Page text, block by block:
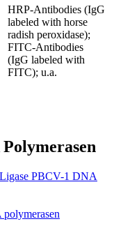
HRP-Antibodies (IgG
labeled with horse
radish peroxidase);
FITC-Antibodies
(IgG labeled with
FITC); u.a.
PBCV-1 DNA